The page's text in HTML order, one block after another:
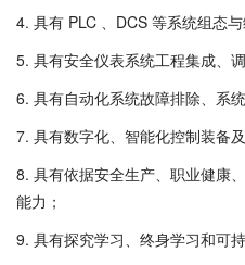
4. 具有 PLC 、DCS 等系统组态
5. 具有安全仪表系统工程集成、
6. 具有自动化系统故障排除、系
7. 具有数字化、智能化控制装备
8. 具有依据安全生产、职业健康
能力；
9. 具有探究学习、终身学习和可